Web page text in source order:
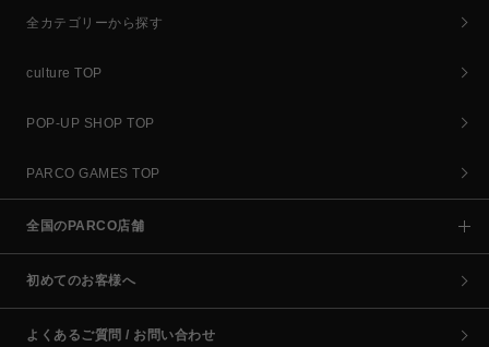
全カテゴリーから探す
culture TOP
POP-UP SHOP TOP
PARCO GAMES TOP
全国のPARCO店舗
初めてのお客様へ
よくあるご質問 / お問い合わせ